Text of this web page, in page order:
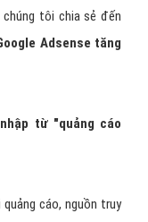
chúng tôi chia sẻ đến
Adsense tăng
từ "quảng cáo
cáo, nguồn truy